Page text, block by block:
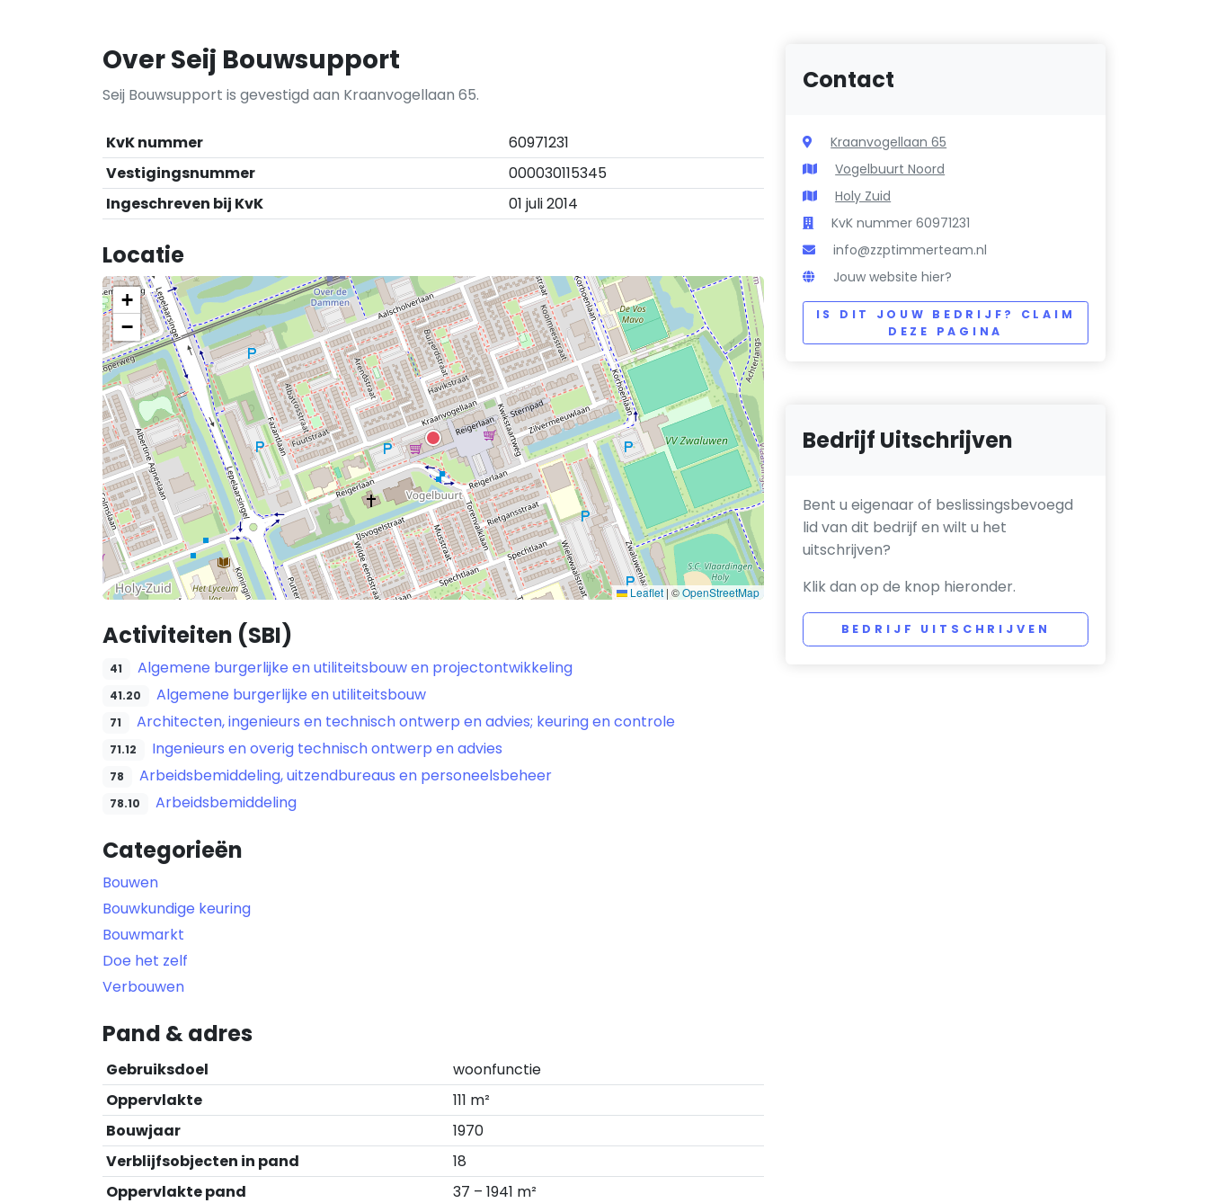
Over Seij Bouwsupport
Seij Bouwsupport is gevestigd aan Kraanvogellaan 65.
KvK nummer
60971231
Vestigingsnummer
000030115345
Ingeschreven bij KvK
01 juli 2014
Locatie
+
−
Leaflet | ©OpenStreetMap
Activiteiten (SBI)
41 Algemene burgerlijke en utiliteitsbouw en projectontwikkeling
41.20 Algemene burgerlijke en utiliteitsbouw
71 Architecten, ingenieurs en technisch ontwerp en advies; keuring en controle
71.12 Ingenieurs en overig technisch ontwerp en advies
78 Arbeidsbemiddeling, uitzendbureaus en personeelsbeheer
78.10 Arbeidsbemiddeling
Categorieën
Bouwen
Bouwkundige keuring
Bouwmarkt
Doe het zelf
Verbouwen
Pand & adres
Gebruiksdoel
woonfunctie
Oppervlakte
111 m²
Bouwjaar
1970
Verblijfsobjecten in pand
18
Oppervlakte pand
37 – 1941 m²
Contact
Kraanvogellaan 65
Vogelbuurt Noord
Holy Zuid
KvK nummer 60971231
info@zzptimmerteam.nl
Jouw website hier?
IS DIT JOUW BEDRIJF? CLAIM
DEZE PAGINA
Bedrijf Uitschrijven
Bent u eigenaar of beslissingsbevoegd
lid van dit bedrijf en wilt u het
uitschrijven?
Klik dan op de knop hieronder.
BEDRIJF UITSCHRIJVEN